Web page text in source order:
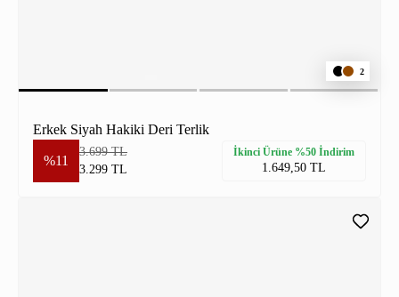
2
Erkek Siyah Hakiki Deri Terlik
%11
3.699 TL
3.299 TL
İkinci Ürüne %50 İndirim
1.649,50 TL